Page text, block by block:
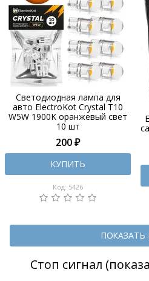
Светодиодная лампа для
авто ElectroKot Crystal T10
W5W 1900K оранжевый свет
10 шт
200 ₽
КУПИТЬ
Код: 5426
ПОКАЗАТЬ
Стоп сигнал